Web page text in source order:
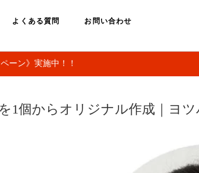
よくある質問 お問い合わせ
ーン》実施中！！
1個からオリジナル作成｜ヨツ